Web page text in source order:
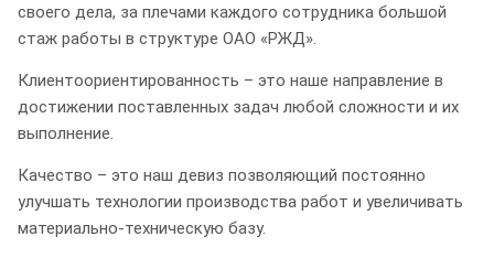
своего дела, за плечами каждого сотрудника большой
стаж работы в структуре ОАО «РЖД».
Клиентоориентированность – это наше направление в
достижении поставленных задач любой сложности и их
выполнение.
Качество – это наш девиз позволяющий постоянно
улучшать технологии производства работ и увеличивать
материально-техническую базу.